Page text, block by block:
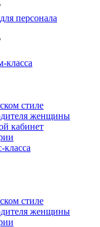
персонала
класса
стиле
женщины
кабинет
стиле
женщины